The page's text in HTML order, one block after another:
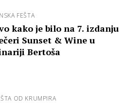
FEŠTA
kako je bilo na 7. izdanju
Sunset & Wine u
Bertoša
OD KRUMPIRA